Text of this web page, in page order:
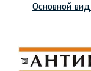
Основной